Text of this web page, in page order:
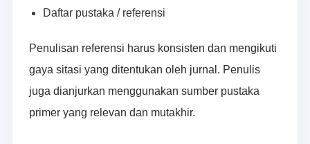
Daftar pustaka / referensi
Penulisan referensi harus konsisten dan mengikuti
gaya sitasi yang ditentukan oleh jurnal. Penulis
juga dianjurkan menggunakan sumber pustaka
primer yang relevan dan mutakhir.